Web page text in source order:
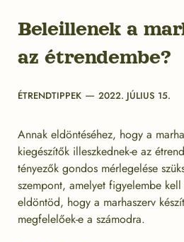
Beleillenek a
az étrendembe?
Categories
ÉTRENDTIPPEK Post
2022. JÚLIUS 15.
Annak eldöntéséhez, hogy a
kiegészítők illeszkednek-e az
tényezők gondos mérlegelése
szempont, amelyet figyelembe
eldöntöd, hogy a marhaszerv
megfelelőek-e a számodra.